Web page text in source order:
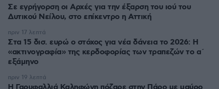
Σε εγρήγορση οι Αρχές για την έξαρση του ιού του
Δυτικού Νείλου, στο επίκεντρο η Αττική
Στα 15 δισ. ευρώ ο στόχος για νέα δάνεια το 2026: Η
«ακτινογραφία» της κερδοφορίας των τραπεζών το α΄
εξάμηνο
πριν 17 λεπτά
πριν 19 λεπτά